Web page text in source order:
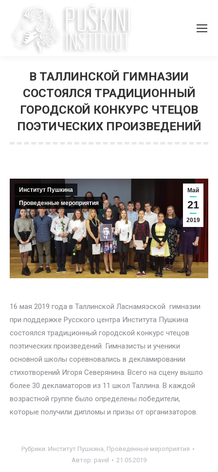
В ТАЛЛИНСКОЙ ГИМНАЗИИ
СОСТОЯЛСЯ ТРАДИЦИОННЫЙ
ГОРОДСКОЙ КОНКУРС ЧТЕЦОВ
ПОЭТИЧЕСКИХ ПРОИЗВЕДЕНИЙ
Май
21
2019
Институт Пушкина
Проведенные мероприятия
16 мая 2019 года в Таллинской Ласнамяэской гимназии
при поддержке Русского центра Института Пушкина
состоялся традиционный городской конкурс чтецов
поэтических произведений. Гимназисты и ученики
основной школы соревновались в декламировании
стихотворений Игоря Северянина. Всего на сцену вышло
более 30 декламаторов из 11 школ Таллина. В каждой
возрастной группе было определены победители,
которые получили дипломы и призы от организаторов.
Рубрики: Институт Пушкина, Проведенные мероприятия
Автор: pavel 21.05.2019